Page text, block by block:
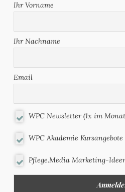
Ihr Vorname
Ihr Nachname
Email
WPC Newsletter (1x im
WPC Akademie
Pflege.Media Marketing-